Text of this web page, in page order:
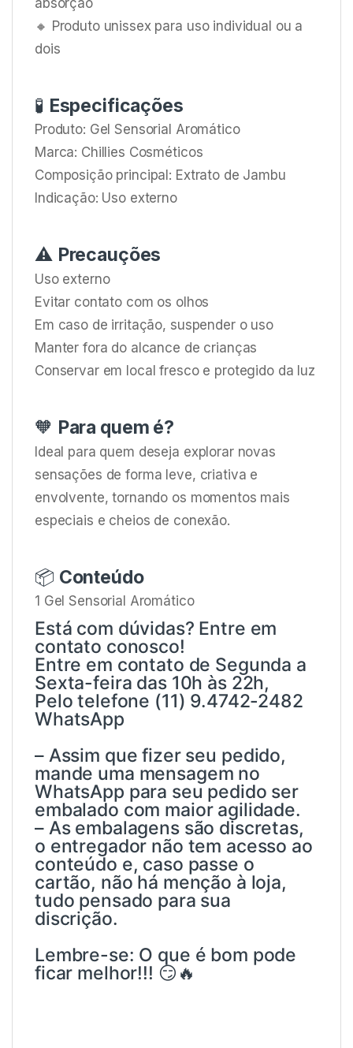
🔸 Produto unissex para uso individual ou a
dois
🧪 Especificações
Produto: Gel Sensorial Aromático
Marca: Chillies Cosméticos
Composição principal: Extrato de Jambu
Indicação: Uso externo
⚠️ Precauções
Uso externo
Evitar contato com os olhos
Em caso de irritação, suspender o uso
Manter fora do alcance de crianças
Conservar em local fresco e protegido da luz
🧡 Para quem é?
Ideal para quem deseja explorar novas
sensações de forma leve, criativa e
envolvente, tornando os momentos mais
especiais e cheios de conexão.
📦 Conteúdo
1 Gel Sensorial Aromático
Está com dúvidas? Entre em
contato conosco!
Entre em contato de Segunda a
Sexta-feira das 10h às 22h,
Pelo telefone (11) 9.4742-2482
WhatsApp
– Assim que fizer seu pedido,
mande uma mensagem no
WhatsApp para seu pedido ser
embalado com maior agilidade.
– As embalagens são discretas,
o entregador não tem acesso ao
conteúdo e, caso passe o
cartão, não há menção à loja,
tudo pensado para sua
discrição.
Lembre-se: O que é bom pode
ficar melhor!!! 😏🔥